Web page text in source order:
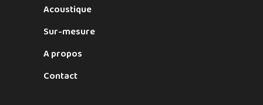
Acoustique
Sur-mesure
A propos
Contact